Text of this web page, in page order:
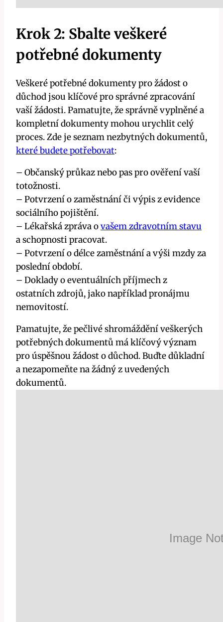
Krok 2: Sbalte veškeré
potřebné dokumenty
Veškeré potřebné dokumenty pro žádost o
důchod jsou klíčové pro správné zpracování
vaší žádosti. Pamatujte, že správně vyplněné a
kompletní dokumenty mohou urychlit celý
proces. Zde je seznam nezbytných dokumentů,
které budete potřebovat:
– Občanský průkaz nebo pas pro ověření vaší
totožnosti.
– Potvrzení o zaměstnání či výpis z evidence
sociálního pojištění.
– Lékařská zpráva ovašem zdravotním stavu
a schopnosti pracovat.
– Potvrzení o délce zaměstnání a výši mzdy za
poslední období.
– Doklady o eventuálních příjmech z
ostatních zdrojů, jako například pronájmu
nemovitostí.
Pamatujte, že pečlivé shromáždění veškerých
potřebných dokumentů má klíčový význam
pro úspěšnou žádost o důchod. Buďte důkladní
a nezapomeňte na žádný z uvedených
dokumentů.